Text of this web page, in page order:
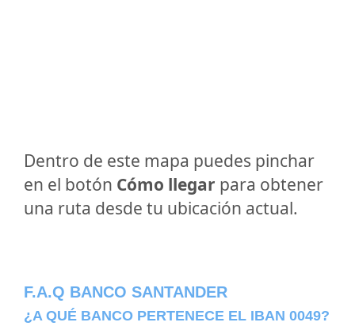
Dentro de este mapa puedes pinchar
en el botón Cómo llegar para obtener
una ruta desde tu ubicación actual.
F.A.Q BANCO SANTANDER
¿A QUÉ BANCO PERTENECE EL IBAN 0049?